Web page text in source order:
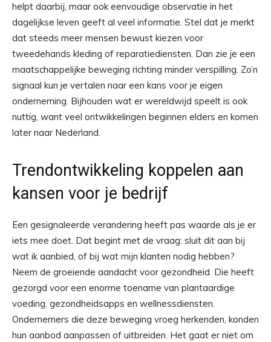
helpt daarbij, maar ook eenvoudige observatie in het
dagelijkse leven geeft al veel informatie. Stel dat je merkt
dat steeds meer mensen bewust kiezen voor
tweedehands kleding of reparatiediensten. Dan zie je een
maatschappelijke beweging richting minder verspilling. Zo’n
signaal kun je vertalen naar een kans voor je eigen
onderneming. Bijhouden wat er wereldwijd speelt is ook
nuttig, want veel ontwikkelingen beginnen elders en komen
later naar Nederland.
Trendontwikkeling koppelen aan
kansen voor je bedrijf
Een gesignaleerde verandering heeft pas waarde als je er
iets mee doet. Dat begint met de vraag: sluit dit aan bij
wat ik aanbied, of bij wat mijn klanten nodig hebben?
Neem de groeiende aandacht voor gezondheid. Die heeft
gezorgd voor een enorme toename van plantaardige
voeding, gezondheidsapps en wellnessdiensten.
Ondernemers die deze beweging vroeg herkenden, konden
hun aanbod aanpassen of uitbreiden. Het gaat er niet om